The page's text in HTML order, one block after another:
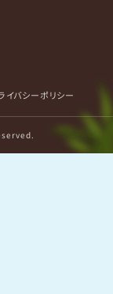
イバシーポリシー